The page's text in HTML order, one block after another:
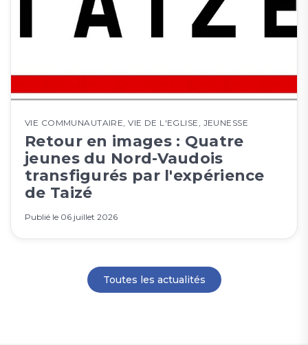
VIE COMMUNAUTAIRE ,VIE DE L'EGLISE JEUNESSE
Retour en images : Quatre
jeunes du Nord-Vaudois
transfigurés par l'expérience
de Taizé
Publié le 06 juillet 2026
Toutes les actualités